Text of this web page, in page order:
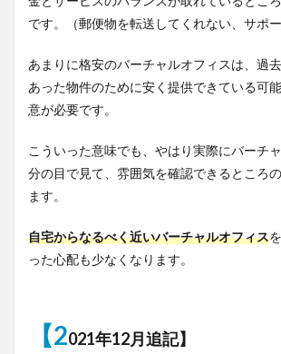
です。（郵便物を転送してくれない、サポー
あまりに格安のバーチャルオフィスは、過
あった物件のために安く提供できている可
意が必要です。
こういった意味でも、やはり実際にバーチ
分の目で見て、雰囲気を確認できるところ
ます。
自宅からなるべく近いバーチャルオフィス
った心配も少なくなります。
【2021年12月追記】